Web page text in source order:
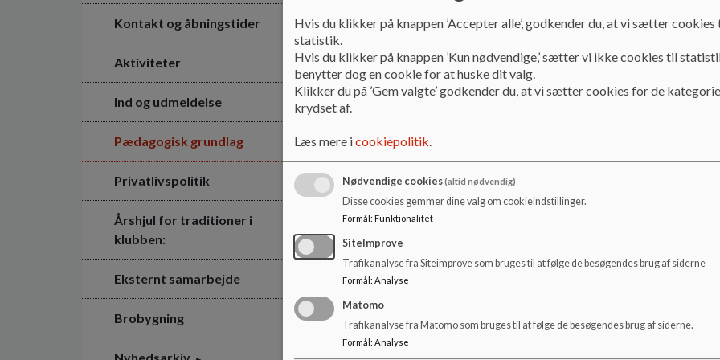
Kontakt og åbningstider
Aktiviteter
Ind og udmeldelse
Pædagogisk grundlag
Privatlivspolitik
Årshjul for traditioner i
klubben:
Eksternt samarbejde
Brobygning
Hverdagen i klubben indeholder mange forskellige
uddannede voksne. I klubben er der gode betingelser
aktiviteter, der tager udgangspunkt i, hvad børnene er
Aktiviteterne vil give børnene mulighed for at træffe
sig, stilhed og ro, god energi, være sammen med en
aktivitet, spændende aktiviteter sammen med andre
acceptere dette som en del af udviklingen.
I klubben er aktiviteterne og medarbejderne med til at
I klubben har børnene fri tid, som de selv bestemmer
kunne bestemme, hvad man vil lave og med hvem,
Hvis du klikker på knappen ’Accepter alle’, godkender du, at vi sætter
statistik.
Hvis du klikker på knappen ’Kun nødvendige,’ sætter vi ikke cookies til
benytter dog en cookie for at huske dit valg.
Klikker du på ’Gem valgte’ godkender du, at vi sætter cookies for de
krydset af.
Læs mere icookiepolitik.
Nødvendige cookies(altid nødvendig)
Disse cookies gemmer dine valg om cookieindstillinger.
Formål : Funktionalitet
SiteImprove
Trafikanalyse fra Siteimprove som bruges til at følge de besøgendes brug af siderne
Formål : Analyse
Matomo
Trafikanalyse fra Matomo som bruges til at følge de besøgendes brug af siderne.
Formål: Analyse